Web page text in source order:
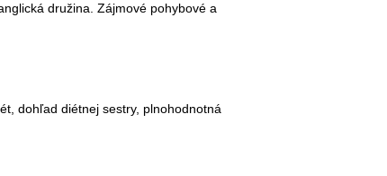
družina. Zájmové pohybové a
dohľad diétnej sestry, plnohodnotná